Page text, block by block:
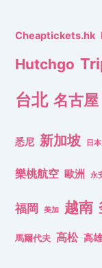
Cheaptickets.hk
Hutchgo
台北 名古屋
悉尼 新加坡 日本
樂桃航空 歐洲 永
福岡 美加 越南
馬爾代夫 高松 高